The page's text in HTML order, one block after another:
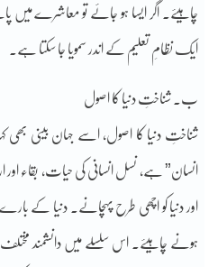
چاہیئے۔ اگر ایسا ہو جائے تو معاشرے
ایک نظامِ تعلیم کے اندر سمویا جا سکتا ہے۔
ب۔ شناختِ دنیا کا اصول
شناختِ دنیا کا اصول، اسے جہان بینی بھی
انسان” ہے، نسل انسانی کی حیات، بقاء اور
اور دنیا کو اچھی طرح پہچانے۔ دنیا کے
ہونے چاہیئے۔ اس سلسلے میں دانشمند